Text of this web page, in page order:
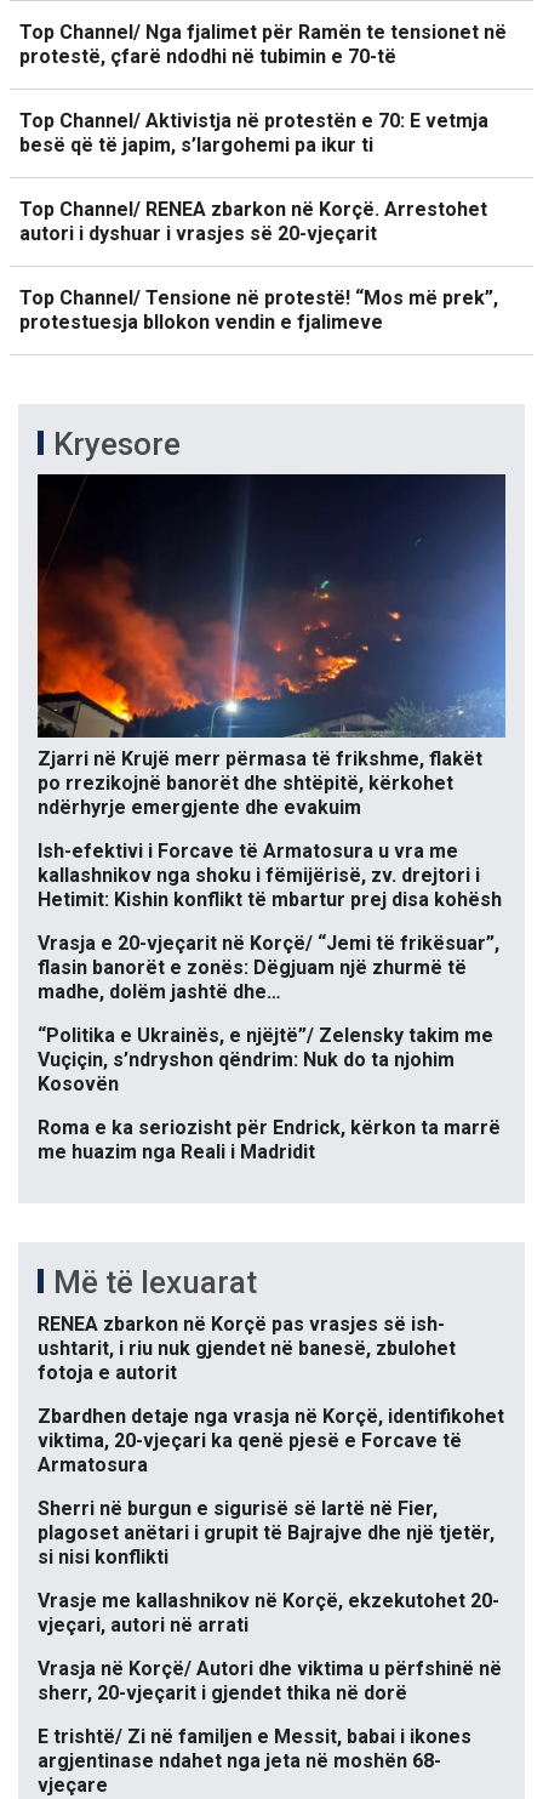
Top Channel/ Nga fjalimet për Ramën te tensionet në
protestë, çfarë ndodhi në tubimin e 70-të
Top Channel/ Aktivistja në protestën e 70: E vetmja
besë që të japim, s’largohemi pa ikur ti
Top Channel/ RENEA zbarkon në Korçë. Arrestohet
autori i dyshuar i vrasjes së 20-vjeçarit
Top Channel/ Tensione në protestë! “Mos më prek”,
protestuesja bllokon vendin e fjalimeve
Kryesore
Zjarri në Krujë merr përmasa të frikshme, flakët
po rrezikojnë banorët dhe shtëpitë, kërkohet
ndërhyrje emergjente dhe evakuim
Ish-efektivi i Forcave të Armatosura u vra me
kallashnikov nga shoku i fëmijërisë, zv. drejtori i
Hetimit: Kishin konflikt të mbartur prej disa kohësh
Vrasja e 20-vjeçarit në Korçë/ “Jemi të frikësuar”,
flasin banorët e zonës: Dëgjuam një zhurmë të
madhe, dolëm jashtë dhe…
“Politika e Ukrainës, e njëjtë”/ Zelensky takim me
Vuçiçin, s’ndryshon qëndrim: Nuk do ta njohim
Kosovën
Roma e ka seriozisht për Endrick, kërkon ta marrë
me huazim nga Reali i Madridit
Më të lexuarat
RENEA zbarkon në Korçë pas vrasjes së ish-
ushtarit, i riu nuk gjendet në banesë, zbulohet
fotoja e autorit
Zbardhen detaje nga vrasja në Korçë, identifikohet
viktima, 20-vjeçari ka qenë pjesë e Forcave të
Armatosura
Sherri në burgun e sigurisë së lartë në Fier,
plagoset anëtari i grupit të Bajrajve dhe një tjetër,
si nisi konflikti
Vrasje me kallashnikov në Korçë, ekzekutohet 20-
vjeçari, autori në arrati
Vrasja në Korçë/ Autori dhe viktima u përfshinë në
sherr, 20-vjeçarit i gjendet thika në dorë
E trishtë/ Zi në familjen e Messit, babai i ikones
argjentinase ndahet nga jeta në moshën 68-
vjeçare